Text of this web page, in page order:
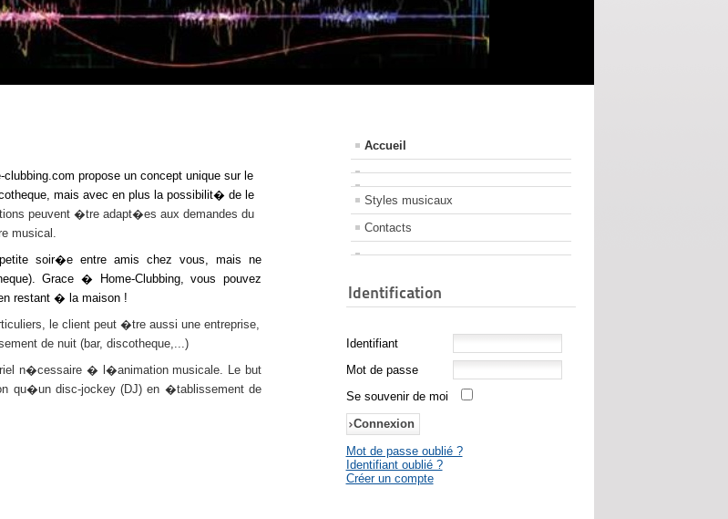
clubbing.com propose un concept unique sur le
mais avec en plus la possibilit� de le
peuvent �tre adapt�es aux demandes du
musical.
soir�e entre amis chez vous, mais ne
Grace � Home-Clubbing, vous pouvez
restant � la maison !
le client peut �tre aussi une entreprise,
de nuit (bar, discotheque,...)
� l�animation musicale. Le but
qu�un disc-jockey (DJ) en �tablissement de
Accueil
Styles musicaux
Contacts
Identification
Identifiant
Mot de passe
Se souvenir de moi
Mot de passe oublié ?
Identifiant oublié ?
Créer un compte